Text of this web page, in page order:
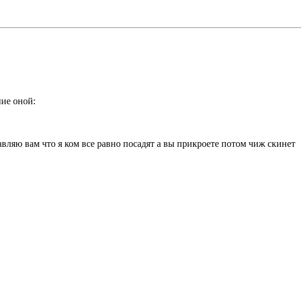
оной:
вам что я ком все равно посадят а вы прикроете потом чиж скинет